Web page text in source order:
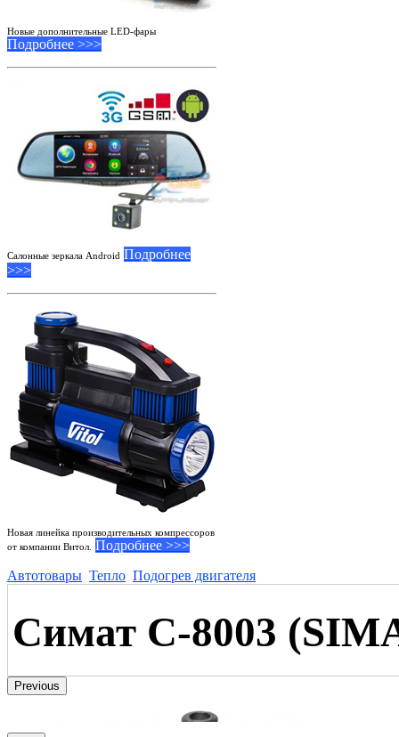
Новые дополнительные LED-фары
Подробнее >>>
Салонные зеркала Android Подробнее
>>>
Новая линейка производительных компрессоров
от компании Витол.
Подробнее >>>
Автотовары Тепло Подогрев двигателя
Симат С-8003